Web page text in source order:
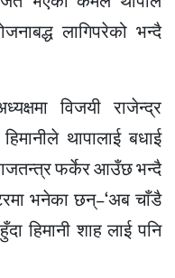
लागिपरेको भन्दै
विजयी राजेन्द्र
थापालाई बधाई
फर्केर आउँछ भन्दै
भनेका छन्–‘अब चाँडै
हिमानी शाह लाई पनि